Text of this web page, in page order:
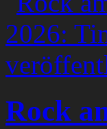
Rock